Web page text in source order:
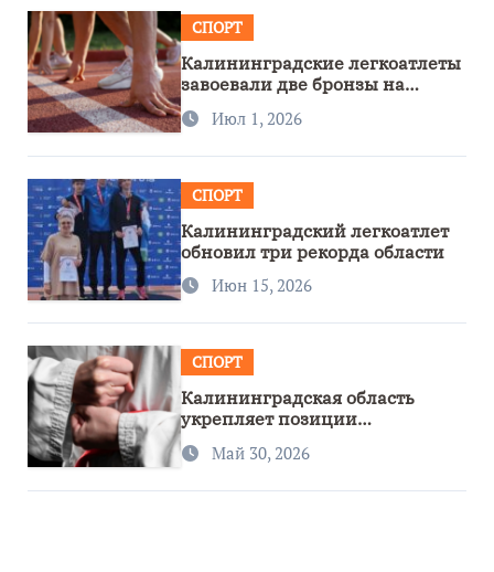
СПОРТ
Калининградские легкоатлеты
завоевали две бронзы на
первенстве России
Июл 1, 2026
СПОРТ
Калининградский легкоатлет
обновил три рекорда области
Июн 15, 2026
СПОРТ
Калининградская область
укрепляет позиции
спортивного региона
Май 30, 2026